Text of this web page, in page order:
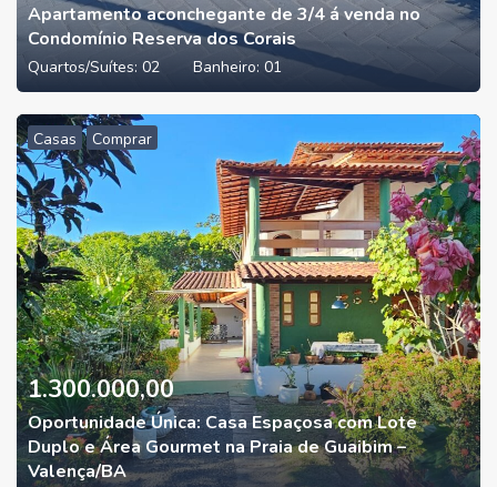
Apartamento aconchegante de 3/4 á venda no
Condomínio Reserva dos Corais
Quartos/Suítes: 02 Banheiro: 01
Casas Comprar
1.300.000,00
Oportunidade Única: Casa Espaçosa com Lote
Duplo e Área Gourmet na Praia de Guaibim –
Valença/BA